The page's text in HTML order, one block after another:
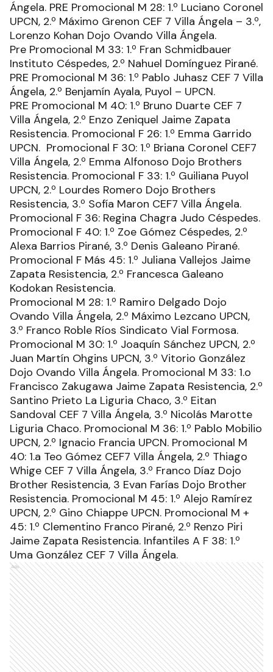
Ángela. PRE Promocional M 28: 1.º Luciano Coronel
UPCN, 2.º Máximo Grenon CEF 7 Villa Ángela – 3.º,
Lorenzo Kohan Dojo Ovando Villa Ángela.
Pre Promocional M 33: 1.º Fran Schmidbauer
Instituto Céspedes, 2.º Nahuel Domínguez Pirané.
PRE Promocional M 36: 1.º Pablo Juhasz CEF 7 Villa
Ángela, 2.º Benjamín Ayala, Puyol – UPCN.
PRE Promocional M 40: 1.º Bruno Duarte CEF 7
Villa Ángela, 2.º Enzo Zeniquel Jaime Zapata
Resistencia. Promocional F 26: 1.º Emma Garrido
UPCN. Promocional F 30: 1.º Briana Coronel CEF7
Villa Ángela, 2.º Emma Alfonoso Dojo Brothers
Resistencia. Promocional F 33: 1.º Guiliana Puyol
UPCN, 2.º Lourdes Romero Dojo Brothers
Resistencia, 3.º Sofía Maron CEF7 Villa Ángela.
Promocional F 36: Regina Chagra Judo Céspedes.
Promocional F 40: 1.º Zoe Gómez Céspedes, 2.º
Alexa Barrios Pirané, 3.º Denis Galeano Pirané.
Promocional F Más 45: 1.º Juliana Vallejos Jaime
Zapata Resistencia, 2.º Francesca Galeano
Kodokan Resistencia.
Promocional M 28: 1.º Ramiro Delgado Dojo
Ovando Villa Ángela, 2.º Máximo Lezcano UPCN,
3.º Franco Roble Ríos Sindicato Vial Formosa.
Promocional M 30: 1.º Joaquín Sánchez UPCN, 2.º
Juan Martín Ohgins UPCN, 3.º Vitorio González
Dojo Ovando Villa Ángela. Promocional M 33: 1.o
Francisco Zakugawa Jaime Zapata Resistencia, 2.º
Santino Prieto La Liguria Chaco, 3.º Eitan
Sandoval CEF 7 Villa Ángela, 3.º Nicolás Marotte
Liguria Chaco. Promocional M 36: 1.º Pablo Mobilio
UPCN, 2.º Ignacio Francia UPCN. Promocional M
40: 1.a Teo Gómez CEF7 Villa Ángela, 2.º Thiago
Whige CEF 7 Villa Ángela, 3.º Franco Díaz Dojo
Brother Resistencia, 3 Evan Farías Dojo Brother
Resistencia. Promocional M 45: 1.º Alejo Ramírez
UPCN, 2.º Gino Chiappe UPCN. Promocional M +
45: 1.º Clementino Franco Pirané, 2.º Renzo Piri
Jaime Zapata Resistencia. Infantiles A F 38: 1.º
Uma González CEF 7 Villa Ángela.
Ads